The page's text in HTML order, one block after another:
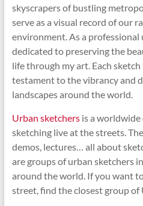
skyscrapers of bustling
serve as a visual record of our
environment. As a professional
dedicated to preserving the
life through my art. Each sketch
testament to the vibrancy and
landscapes around the world.
Urban sketchersis a
sketching live at the streets.
demos, lectures… all about
are groups of urban sketchers
around the world. If you want
street, find the closest group of